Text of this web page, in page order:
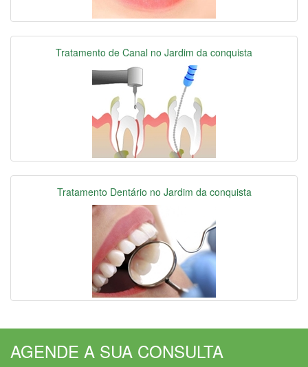
Tratamento de Canal no Jardim da conquista
Tratamento Dentário no Jardim da conquista
AGENDE A SUA CONSULTA